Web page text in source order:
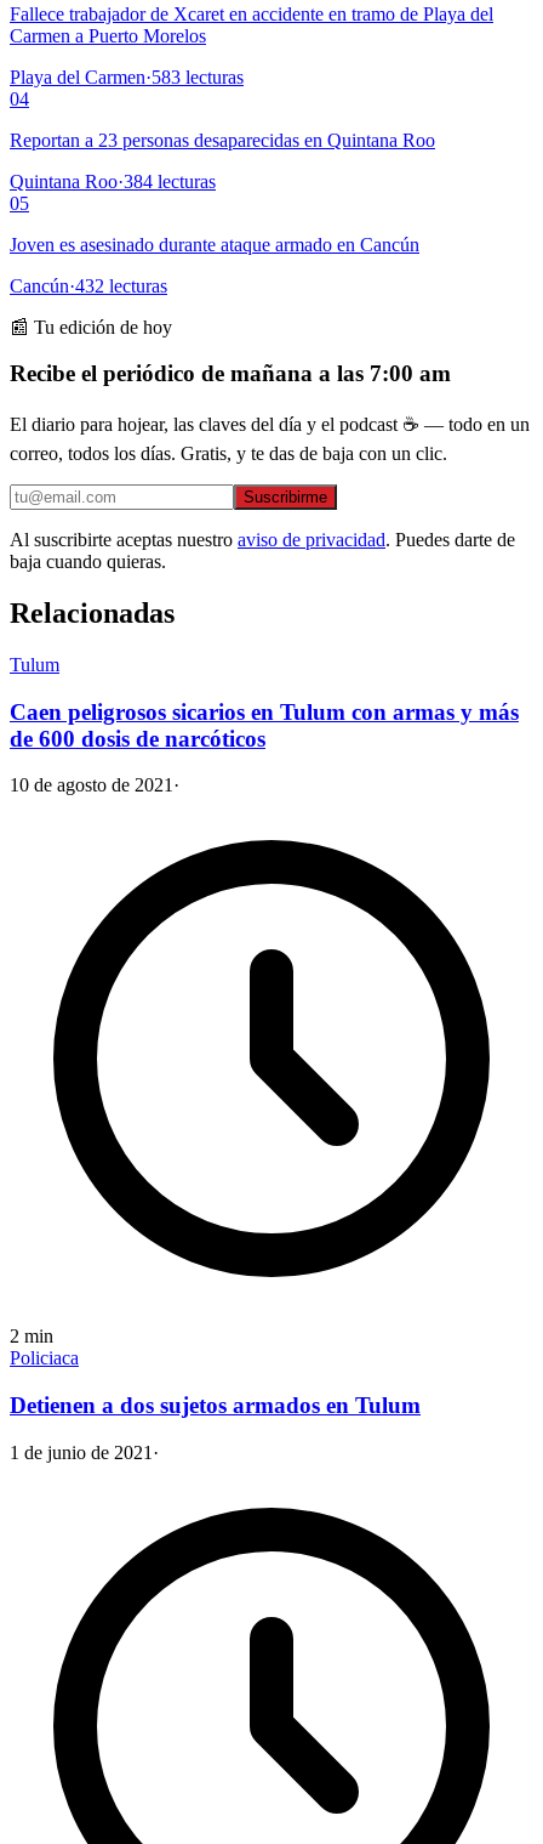
Fallece trabajador de Xcaret en accidente en tramo de Playa del
Carmen a Puerto Morelos
Playa del Carmen·583 lecturas
04
Reportan a 23 personas desaparecidas en Quintana Roo
Quintana Roo·384 lecturas
05
Joven es asesinado durante ataque armado en Cancún
Cancún·432 lecturas
📰 Tu edición de hoy
Recibe el periódico de mañana a las 7:00 am
El diario para hojear, las claves del día y el podcast ☕ — todo en un
correo, todos los días. Gratis, y te das de baja con un clic.
Suscribirme
Al suscribirte aceptas nuestro aviso de privacidad. Puedes darte de
baja cuando quieras.
Relacionadas
Tulum
Caen peligrosos sicarios en Tulum con armas y más
de 600 dosis de narcóticos
10 de agosto de 2021 ·
2 min
Policiaca
Detienen a dos sujetos armados en Tulum
1 de junio de 2021 ·